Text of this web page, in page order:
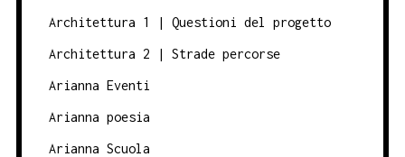
Architettura 1 | Questioni del progetto
Architettura 2 | Strade percorse
Arianna Eventi
Arianna poesia
Arianna Scuola